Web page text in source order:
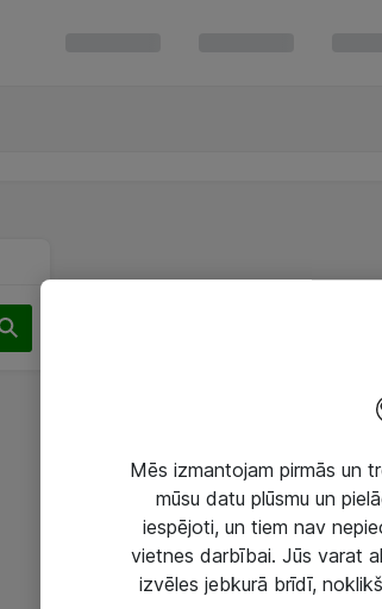
Mēs izmantojam pirmās un
mūsu datu plūsmu un
iespējoti, un tiem nav
vietnes darbībai. Jūs varat
izvēles jebkurā brīdī,